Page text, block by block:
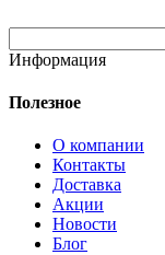
Информация
Полезное
О компании
Контакты
Доставка
Акции
Новости
Блог